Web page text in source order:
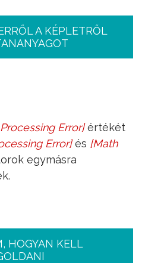
A KÉPLETRŐL
Error]értékét
Error]és [Math
b_=
egymásra
HOGYAN KELL